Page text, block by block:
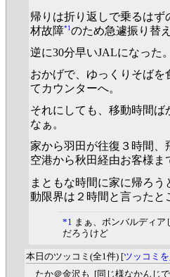
帰りは折り返しで乗るは
材故障*1 のため急遽振り替え
逆に30分早いJALになった。
おかげで、ゆっくりそばを
てカウンターへ。
それにしても、移動時間ば
なぁ。
家から羽田が往復３時間、
空港から秋田経由お客様ま
まともな時間に家に帰ろ
動限界は２時間と言ったと
*1 まぁ、ボンバルディ
だろうけど
本日のツッコミ(全1件) [ツッコミ
たか＠金沢も [同じ様なかんじ